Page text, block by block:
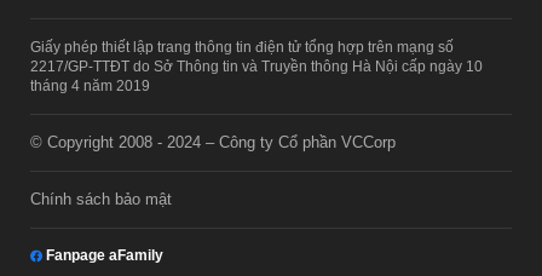
Giấy phép thiết lập trang thông tin điện tử tổng hợp trên mạng số
2217/GP-TTĐT do Sở Thông tin và Truyền thông Hà Nội cấp ngày 10
tháng 4 năm 2019
© Copyright 2008 - 2024 – Công ty Cổ phần VCCorp
Chính sách bảo mật
Fanpage aFamily